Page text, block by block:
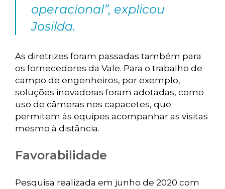
operacional”, explicou
Josilda.
As diretrizes foram passadas também para
os fornecedores da Vale. Para o trabalho de
campo de engenheiros, por exemplo,
soluções inovadoras foram adotadas, como
uso de câmeras nos capacetes, que
permitem às equipes acompanhar as visitas
mesmo à distância.
Favorabilidade
Pesquisa realizada em junho de 2020 com